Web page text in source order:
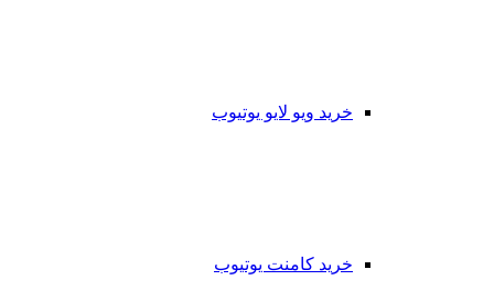
خرید ویو لایو یوتیوب
خرید کامنت یوتیوب